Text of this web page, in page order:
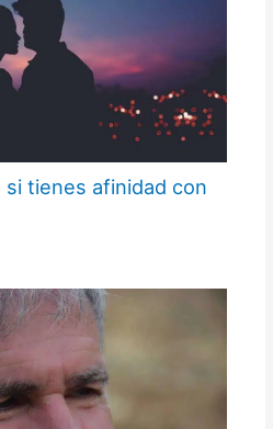
si tienes afinidad con